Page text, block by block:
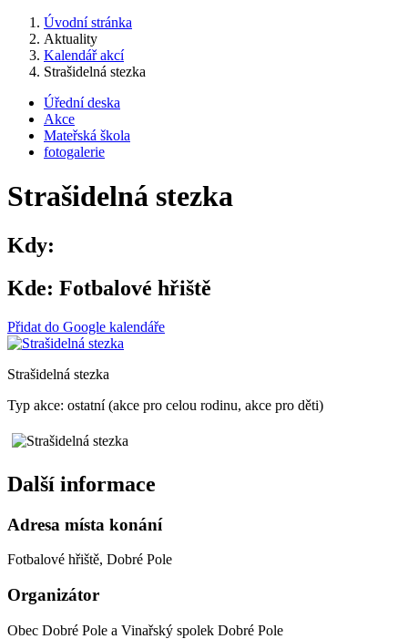
Úvodní stránka
Aktuality
Kalendář akcí
Strašidelná stezka
Úřední deska
Akce
Mateřská škola
fotogalerie
Strašidelná stezka
Kdy:
Kde: Fotbalové hřiště
Přidat do Google kalendáře
Strašidelná stezka
Typ akce: ostatní (akce pro celou rodinu, akce pro děti)
Další informace
Adresa místa konání
Fotbalové hřiště, Dobré Pole
Organizátor
Obec Dobré Pole a Vinařský spolek Dobré Pole